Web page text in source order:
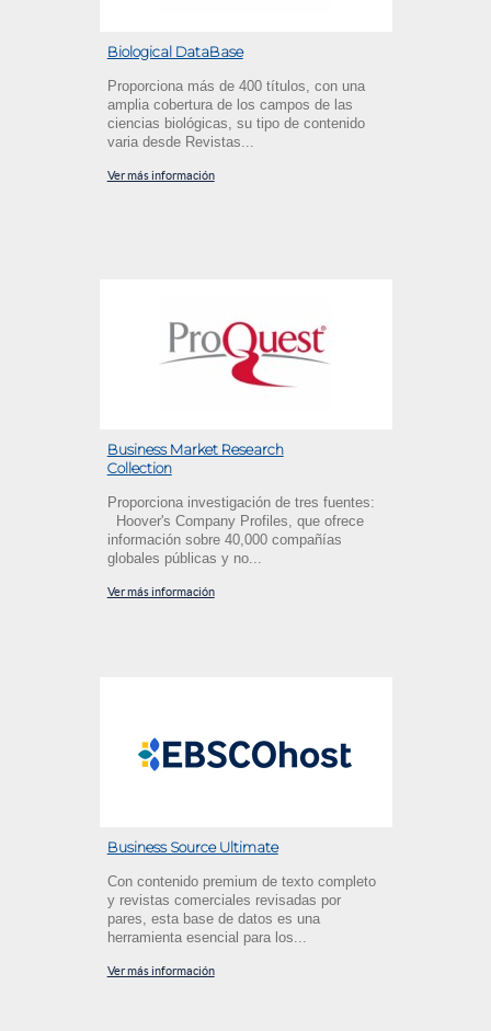
Biological DataBase
Proporciona más de 400 títulos, con una
amplia cobertura de los campos de las
ciencias biológicas, su tipo de contenido
varia desde Revistas...
Ver más información
Business Market Research
Collection
Proporciona investigación de tres fuentes:
Hoover's Company Profiles, que ofrece
información sobre 40,000 compañías
globales públicas y no...
Ver más información
Business Source Ultimate
Con contenido premium de texto completo
y revistas comerciales revisadas por
pares, esta base de datos es una
herramienta esencial para los...
Ver más información